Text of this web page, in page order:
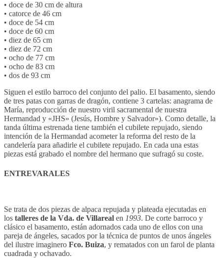
• doce de 30 cm de altura
• catorce de 46 cm
• doce de 54 cm
• doce de 60 cm
• diez de 65 cm
• diez de 72 cm
• ocho de 77 cm
• ocho de 83 cm
• dos de 93 cm
Siguen el estilo barroco del conjunto del palio. El basamento, siendo
de tres patas con garras de dragón, contiene 3 cartelas: anagrama de
María, reproducción de nuestro viril sacramental de nuestra
Hermandad y «JHS» (Jesús, Hombre y Salvador»). Como detalle, la
tanda última estrenada tiene también el cubilete repujado, siendo
intención de la Hermandad acometer la reforma del resto de la
candelería para añadirle el cubilete repujado. En cada una estas
piezas está grabado el nombre del hermano que sufragó su coste.
ENTREVARALES
Se trata de dos piezas de alpaca repujada y plateada ejecutadas en
los talleres de la Vda. de Villareal en 1993. De corte barroco y
clásico el basamento, están adornados cada uno de ellos con una
pareja de ángeles, sacados por la técnica de puntos de unos ángeles
del ilustre imaginero Fco. Buiza, y rematados con un farol de planta
cuadrada y ochavado.